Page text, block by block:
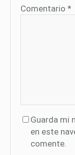
Comentario *
Guarda mi
en este
comente.